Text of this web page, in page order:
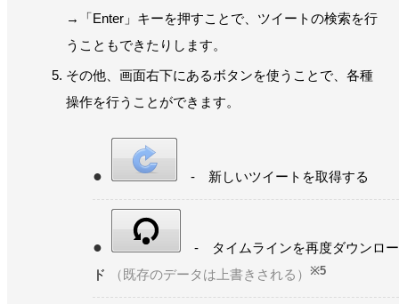
→「Enter」キーを押すことで、ツイートの検索を行
うこともできたりします。
その他、画面右下にあるボタンを使うことで、各種
操作を行うことができます。
- 新しいツイートを取得する
- タイムラインを再度ダウンロー
ド
（既存のデータは上書きされる） ※5